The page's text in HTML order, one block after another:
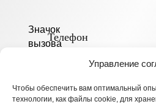
Управление
Чтобы обеспечить вам оптимальный
технологии, как файлы cookie, для
Телефон
0175 119 16 10